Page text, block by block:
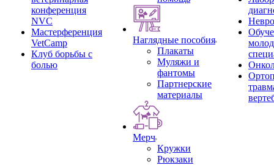
конференция
NVC
Мастерференция
VetCamp
Клуб борьбы с
болью
Наглядные пособия
Плакаты
Муляжи и
фантомы
Партнерские
материалы
Мерч
Кружки
Рюкзаки